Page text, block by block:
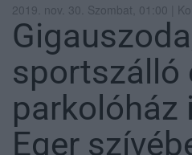
2019. nov. 30. Szombat, 01:00 |
sportszálló
parkolóház
Eger